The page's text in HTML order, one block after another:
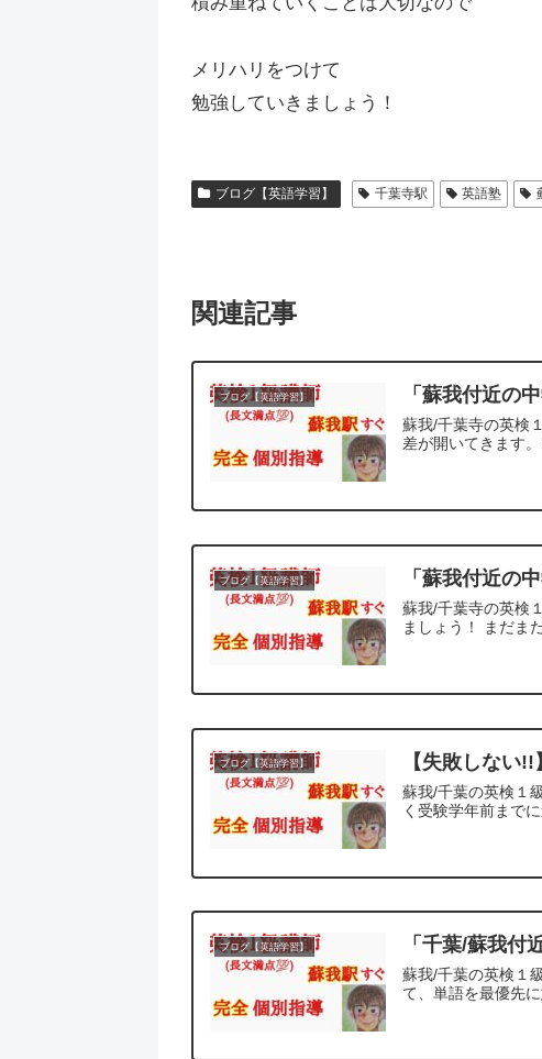
メリハリをつけて
勉強していきましょう！
ブログ【英語学習】 千葉寺駅 英語塾
関連記事
ブログ【英語学習】 「蘇我付近の
蘇我/千葉寺の英検
差が開いてきます
ブログ【英語学習】 「蘇我付近の
蘇我/千葉寺の英検
ましょう！ まだま
ブログ【英語学習】 【失敗しない
蘇我/千葉の英検１
く受験学年前まで
ブログ【英語学習】 「千葉/蘇我付
蘇我/千葉の英検１
て、単語を最優先